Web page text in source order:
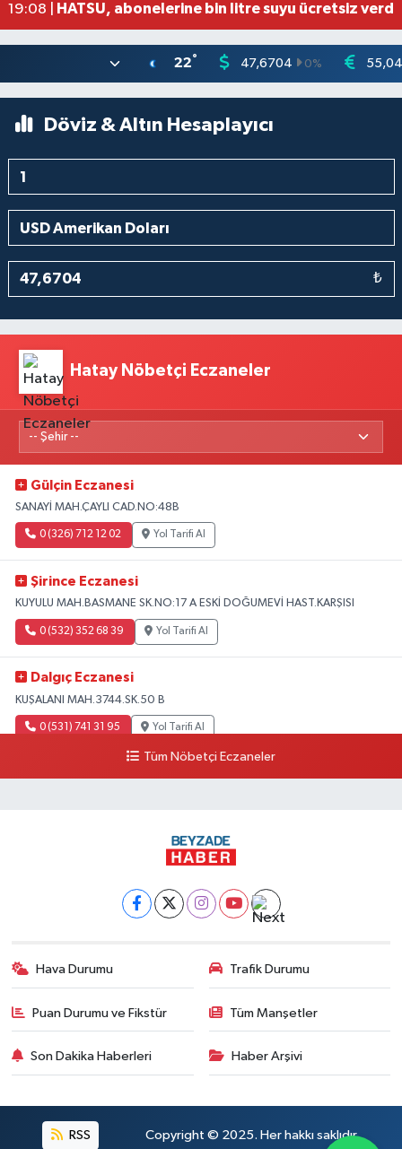
19:08 |
HATSU, abonelerine bin litre suyu ücretsiz verdi
22° 47,6704 0%
Döviz & Altın Hesaplayıcı
₺
Hatay Nöbetçi Eczaneler
Gülçin Eczanesi
SANAYİ MAH.ÇAYLI CAD.NO:48B
0 (326) 712 12 02 Yol Tarifi Al
Şirince Eczanesi
KUYULU MAH.BASMANE SK.NO:17 A ESKİ DOĞUMEVİ HAST.KARŞISI
0 (532) 352 68 39 Yol Tarifi Al
Dalgıç Eczanesi
KUŞALANI MAH.3744.SK.50 B
0 (531) 741 31 95 Yol Tarifi Al
İskenderun-antakya yolu üzeri Serinyol Mah. Büyükdalyan Konteyner Kent
Karaçay mahallesi Samandağ Antakya yolu caddesi 59 B
0 (532) 380 47 77 Yol Tarifi Al
Kübra Eczanesi
0 (326) 712 13 81 Yol Tarifi Al
Tüm Nöbetçi Eczaneler
Hava Durumu Trafik Durumu
Puan Durumu ve Fikstür Tüm Manşetler
Son Dakika Haberleri Haber Arşivi
RSS Copyright © 2025. Her hakkı saklıdır.